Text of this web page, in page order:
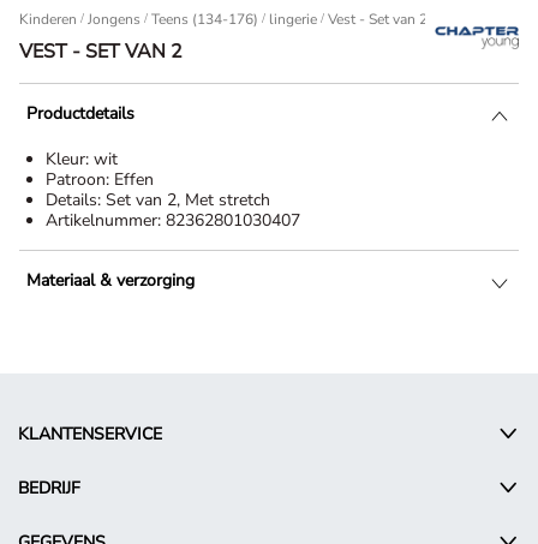
Kinderen / Jongens / Teens (134-176) / lingerie Vest - Set van 2
VEST - SET VAN 2
Productdetails
Kleur: wit
Patroon: Effen
Details: Set van 2, Met stretch
Artikelnummer: 82362801030407
Materiaal & verzorging
KLANTENSERVICE
BEDRIJF